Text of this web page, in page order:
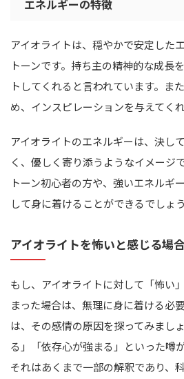
エネルギーの特徴
アイオライトは、穏やかで安定した
トーンです。持ち主の精神的な成長
トしてくれると言われています。ま
め、インスピレーションを与えてく
アイオライトのエネルギーは、決し
く、優しく寄り添うようなイメージ
トーン初心者の方や、強いエネルギ
して身に着けることができるでしょう
アイオライトを怖いと感じる場
もし、アイオライトに対して「怖い
まった場合は、無理に身に着ける必
は、その感情の原因を探ってみまし
る」「依存心が強まる」といった噂
それはあくまで一部の解釈であり、